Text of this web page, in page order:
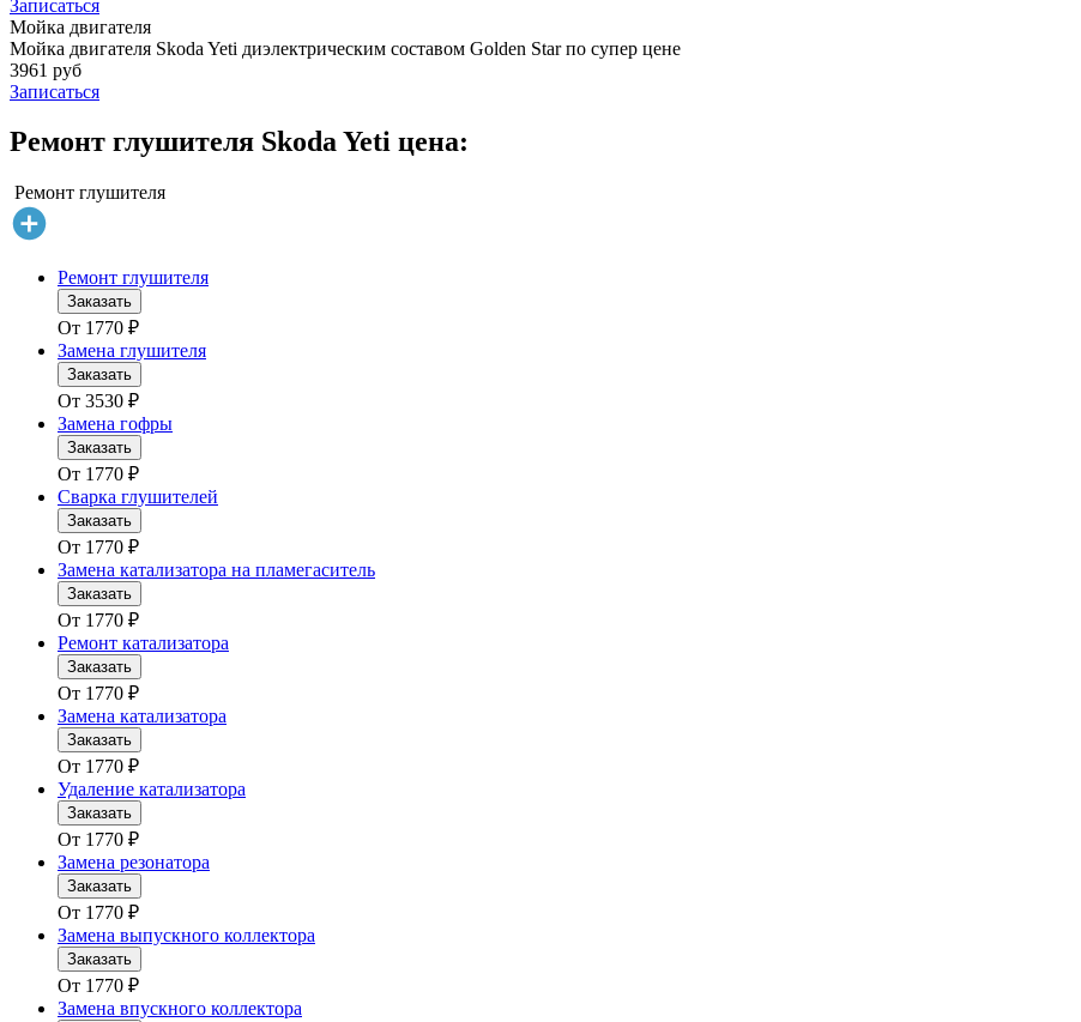
Записаться
Мойка двигателя
Мойка двигателя Skoda Yeti диэлектрическим составом Golden Star по супер цене
3961 руб
Записаться
Ремонт глушителя Skoda Yeti цена:
Ремонт глушителя
Ремонт глушителя
Заказать
От 1770 ₽
Замена глушителя
Заказать
От 3530 ₽
Замена гофры
Заказать
От 1770 ₽
Сварка глушителей
Заказать
От 1770 ₽
Замена катализатора на пламегаситель
Заказать
От 1770 ₽
Ремонт катализатора
Заказать
От 1770 ₽
Замена катализатора
Заказать
От 1770 ₽
Удаление катализатора
Заказать
От 1770 ₽
Замена резонатора
Заказать
От 1770 ₽
Замена выпускного коллектора
Заказать
От 1770 ₽
Замена впускного коллектора